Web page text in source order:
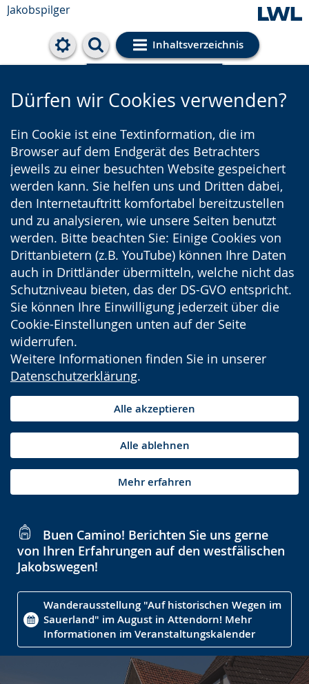
Jakobspilger
Inhaltsverzeichnis
Cookie-Einstellungen
Dürfen wir Cookies verwenden?
Ein Cookie ist eine Textinformation, die im
Browser auf dem Endgerät des Betrachters
jeweils zu einer besuchten Website gespeichert
werden kann. Sie helfen uns und Dritten dabei,
den Internetauftritt komfortabel bereitzustellen
und zu analysieren, wie unsere Seiten benutzt
werden. Bitte beachten Sie: Einige Cookies von
Drittanbietern (z.B. YouTube) können Ihre Daten
auch in Drittländer übermitteln, welche nicht das
Schutzniveau bieten, das der DS-GVO entspricht.
Sie können Ihre Einwilligung jederzeit über die
Cookie-Einstellungen unten auf der Seite
widerrufen.
Weitere Informationen finden Sie in unserer
Datenschutzerklärung.
Alle akzeptieren
Alle ablehnen
Mehr erfahren
Buen Camino! Berichten Sie uns gerne
von Ihren Erfahrungen auf den westfälischen
Jakobswegen!
Wanderausstellung "Auf historischen Wegen im
Sauerland" im August in Attendorn! Mehr
Informationen im Veranstaltungskalender